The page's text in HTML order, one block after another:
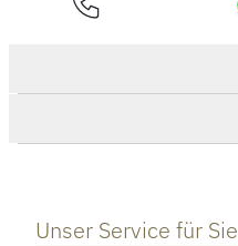
Unser Service für Sie